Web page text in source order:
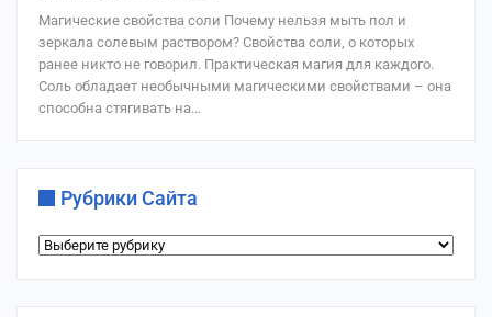
Магические свойства соли Почему нельзя мыть пол и
зеркала солевым раствором? Свойства соли, о которых
ранее никто не говорил. Практическая магия для каждого.
Соль обладает необычными магическими свойствами – она
способна стягивать на…
Рубрики Сайта
Рубрики